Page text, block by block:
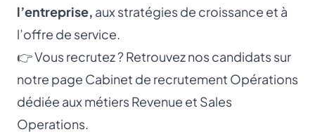
l’entreprise, aux stratégies de croissance et à
l’offre de service.
👉 Vous recrutez ? Retrouvez nos candidats sur
notre page Cabinet de recrutement Opérations
dédiée aux métiers Revenue et Sales
Operations.